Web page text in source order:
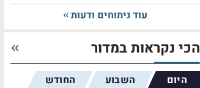
עוד ניתוחים ודעות
הכי נקראות במדור
היום השבוע החודש